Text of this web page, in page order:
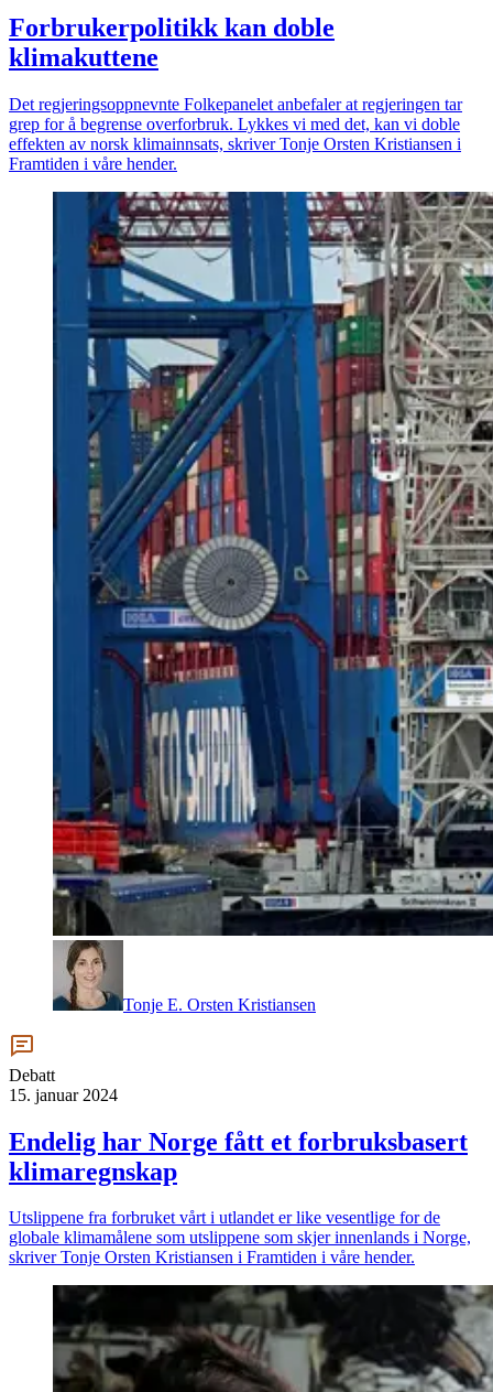
Forbrukerpolitikk kan doble
klimakuttene
Det regjeringsoppnevnte Folkepanelet anbefaler at regjeringen tar
grep for å begrense overforbruk. Lykkes vi med det, kan vi doble
effekten av norsk klimainnsats, skriver Tonje Orsten Kristiansen i
Framtiden i våre hender.
Tonje E. Orsten Kristiansen
Debatt
15. januar 2024
Endelig har Norge fått et forbruks­basert
klimaregnskap
Utslippene fra forbruket vårt i utlandet er like vesentlige for de
globale klimamålene som utslippene som skjer innenlands i Norge,
skriver Tonje Orsten Kristiansen i Framtiden i våre hender.